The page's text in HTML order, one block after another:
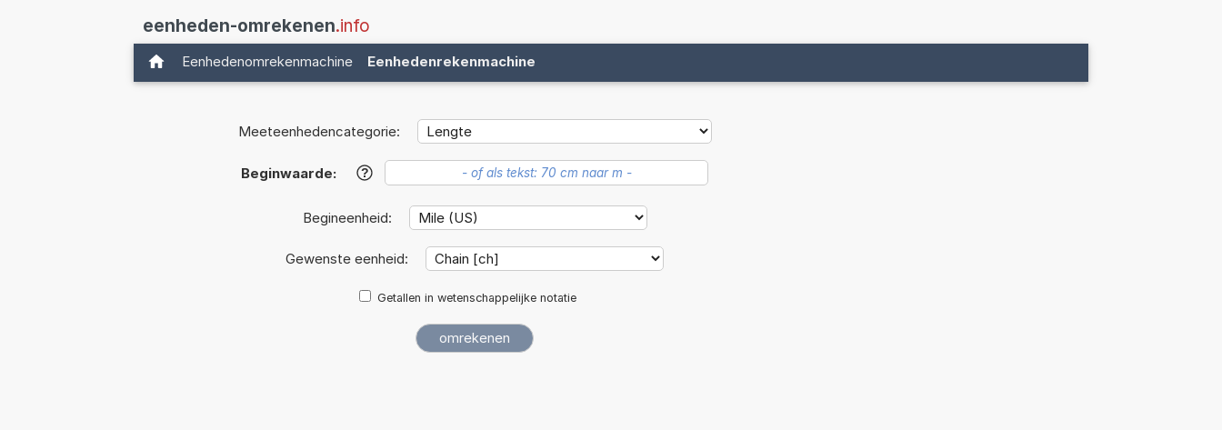
eenheden-omrekenen.info
Eenhedenomrekenmachine Eenhedenrekenmachine
Meeteenhedencategorie:
Beginwaarde: ?
Begineenheid:
Gewenste eenheid:
Getallen in wetenschappelijke notatie